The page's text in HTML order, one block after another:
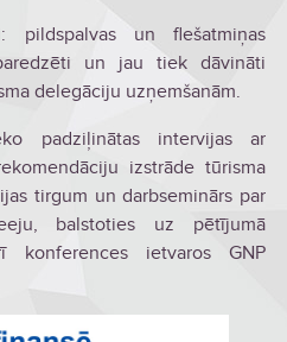
pildspalvas un flešatmiņas
un jau tiek dāvināti
delegāciju uzņemšanām.
padziļinātas intervijas ar
izstrāde tūrisma
tirgum un darbseminārs par
balstoties uz pētījumā
konferences ietvaros GNP